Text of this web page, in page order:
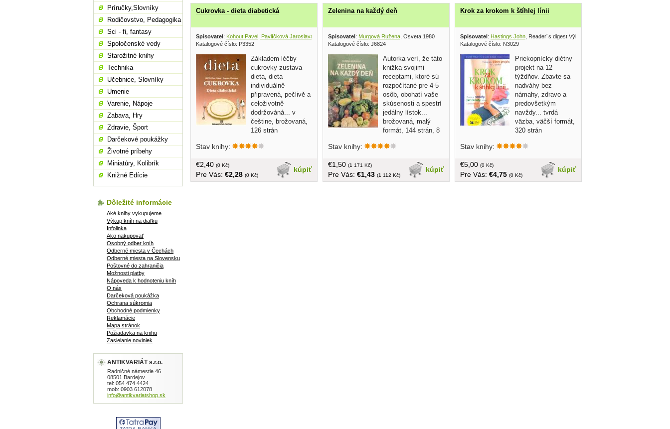
Cukrovka - dieta diabetická
Spisovatel: Kohout Pavel, Pavlíčková Jaroslava
, Nakladatelství Pavla Momčilová 2000
Katalogové číslo: P3352
Základem léčby
cukrovky zustava
dieta, dieta
individuálně
připravená, pečlivě a
celoživotně
dodržováná... v
češtine, brožovaná,
126 strán
Stav knihy:
kúpiť
€2,40 (0 Kč)
Pre Vás: €2,28 (0 Kč)
Zelenina na každý deň
Spisovatel: Murgová Ružena , Osveta 1980
Katalogové číslo: J6824
Autorka verí, že táto
knižka svojimi
receptami, ktoré sú
rozpočítané pre 4-5
osôb, obohatí vaše
skúsenosti a spestrí
jedálny lístok...
brožovaná, malý
formát, 144 strán, 8
Stav knihy:
kúpiť
€1,50 (1 171 Kč)
Pre Vás: €1,43 (1 112 Kč)
Krok za krokom k štíhlej línii
Spisovatel: Hastings John , Reader´s digest Výber 2004
Katalogové číslo: N3029
Priekopnícky diétny
projekt na 12
týždňov. Zbavte sa
nadváhy bez
námahy, zdravo a
predovšetkým
navždy... tvrdá
väzba, väčší formát,
320 strán
Stav knihy:
kúpiť
€5,00 (0 Kč)
Pre Vás: €4,75 (0 Kč)
Príručky,Slovníky
Rodičovstvo, Pedagogika
Sci - fi, fantasy
Spoločenské vedy
Starožitné knihy
Technika
Učebnice, Slovníky
Umenie
Varenie, Nápoje
Zabava, Hry
Zdravie, Šport
Darčekové poukážky
Životné príbehy
Miniatúry, Kolibrík
Knižné Edície
Dôležité informácie
Aké knihy vykupujeme
Výkup kníh na diaľku
Infolinka
Ako nakupovať
Osobný odber kníh
Odberné miesta v Čechách
Odberné miesta na Slovensku
Poštovné do zahraničia
Možnosti platby
Nápoveda k hodnoteniu kníh
O nás
Darčeková poukážka
Ochrana súkromia
Obchodné podmienky
Reklamácie
Mapa stránok
Požiadavka na knihu
Zasielanie noviniek
ANTIKVARIÁT s.r.o.
Radničné námestie 46
08501 Bardejov
tel: 054 474 4424
mob: 0903 612078
info@antikvariatshop.sk